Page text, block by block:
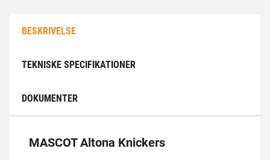
BESKRIVELSE
TEKNISKE SPECIFIKATIONER
DOKUMENTER
MASCOT Altona Knickers